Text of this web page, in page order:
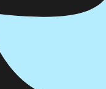
הוספה